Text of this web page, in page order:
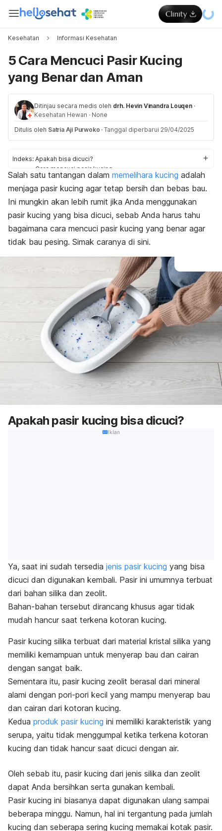
Kesehatan Informasi Kesehatan
5 Cara Mencuci Pasir Kucing
yang Benar dan Aman
Ditinjau secara medis oleh drh. Hevin Vinandra Louqen ·
Kesehatan Hewan · None
Ditulis oleh Satria Aji Purwoko · Tanggal diperbarui 29/04/2025
Indeks: Apakah bisa dicuci?
Cara mencuci pasir kucing
Tips memilih pasir kucing
Salah satu tantangan dalam memelihara kucing adalah
menjaga pasir kucing agar tetap bersih dan bebas bau.
Ini mungkin akan lebih rumit jika Anda menggunakan
pasir kucing yang bisa dicuci, sebab Anda harus tahu
bagaimana cara mencuci pasir kucing yang benar agar
tidak bau pesing. Simak caranya di sini.
Apakah pasir kucing bisa dicuci?
Iklan
Ya, saat ini sudah tersedia jenis pasir kucing yang bisa
dicuci dan digunakan kembali. Pasir ini umumnya terbuat
dari bahan silika dan zeolit.
Bahan-bahan tersebut dirancang khusus agar tidak
mudah hancur saat terkena kotoran kucing.
Pasir kucing silika terbuat dari material kristal silika yang
memiliki kemampuan untuk menyerap bau dan cairan
dengan sangat baik.
Sementara itu, pasir kucing zeolit berasal dari mineral
alami dengan pori-pori kecil yang mampu menyerap bau
dan cairan dari kotoran kucing.
Kedua produk pasir kucing ini memiliki karakteristik yang
serupa, yaitu tidak menggumpal ketika terkena kotoran
kucing dan tidak hancur saat dicuci dengan air.
Oleh sebab itu, pasir kucing dari jenis silika dan zeolit
dapat Anda bersihkan serta gunakan kembali.
Pasir kucing ini biasanya dapat digunakan ulang sampai
beberapa minggu. Namun, hal ini tergantung pada jumlah
kucing dan seberapa sering kucing memakai kotak pasir.